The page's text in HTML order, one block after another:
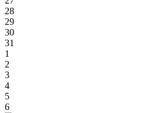
28
29
30
31
1
2
3
4
5
6